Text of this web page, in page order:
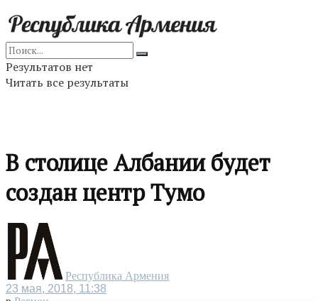
Результатов нет
Читать все результаты
В столице Албании будет
создан центр Тумо
Республика Армения
23 мая, 2018, 11:38